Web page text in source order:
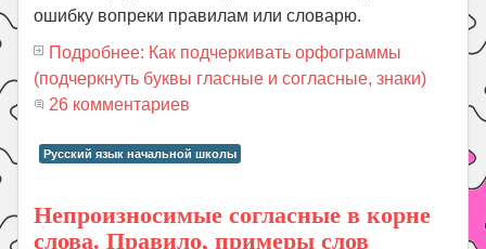
ошибку вопреки правилам или словарю.
Подробнее: Как подчеркивать орфограммы
(подчеркнуть буквы гласные и согласные, знаки)
26 комментариев
Русский язык начальной школы
Непроизносимые согласные в корне
слова. Правило, примеры слов